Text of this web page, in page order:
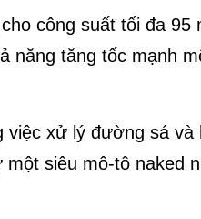
công suất tối đa
năng tăng tốc mạnh
xử lý đường sá
siêu mô-tô naked